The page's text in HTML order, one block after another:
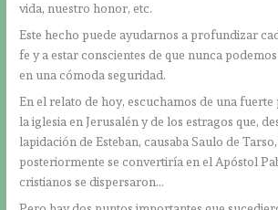
vida, nuestro honor, etc.
Este hecho puede ayudarnos a profundizar
fe y a estar conscientes de que nunca
en una cómoda seguridad.
En el relato de hoy, escuchamos de una
la iglesia en Jerusalén y de los estragos que,
lapidación de Esteban, causaba Saulo de
posteriormente se convertiría en el Apóstol
cristianos se dispersaron…